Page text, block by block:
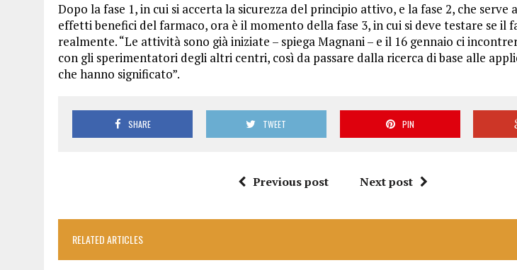
Dopo la fase 1, in cui si accerta la sicurezza del principio attivo, e la fase 2, che serve
effetti benefici del farmaco, ora è il momento della fase 3, in cui si deve testare se il
realmente. “Le attività sono già iniziate – spiega Magnani – e il 16 gennaio ci
con gli sperimentatori degli altri centri, così da passare dalla ricerca di base alle
che hanno significato”.
SHARE TWEET PIN
Previous post Next post
RELATED ARTICLES